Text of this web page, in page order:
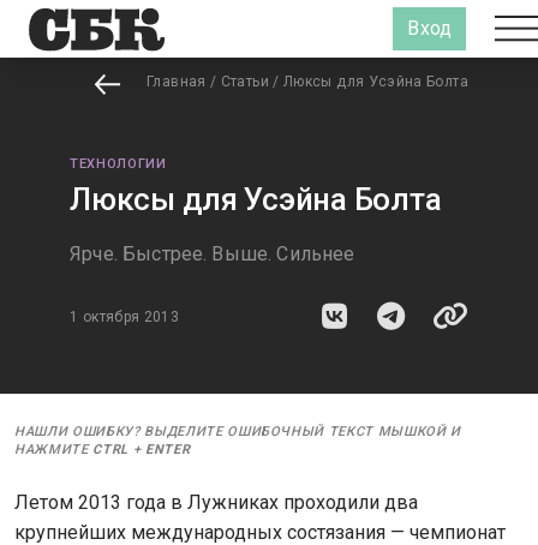
Вход
Главная / Статьи / Люксы для Усэйна Болта
ТЕХНОЛОГИИ
Люксы для Усэйна Болта
Ярче. Быстрее. Выше. Сильнее
1 октября 2013
НАШЛИ ОШИБКУ? ВЫДЕЛИТЕ ОШИБОЧНЫЙ ТЕКСТ МЫШКОЙ И
НАЖМИТЕ CTRL + ENTER
Летом 2013 года в Лужниках проходили два
крупнейших международных состязания — чемпионат